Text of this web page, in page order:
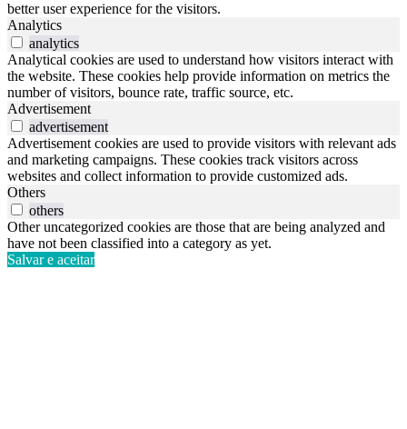
better user experience for the visitors.
Analytics
analytics
Analytical cookies are used to understand how visitors interact with
the website. These cookies help provide information on metrics the
number of visitors, bounce rate, traffic source, etc.
Advertisement
advertisement
Advertisement cookies are used to provide visitors with relevant ads
and marketing campaigns. These cookies track visitors across
websites and collect information to provide customized ads.
Others
others
Other uncategorized cookies are those that are being analyzed and
have not been classified into a category as yet.
Salvar e aceitar